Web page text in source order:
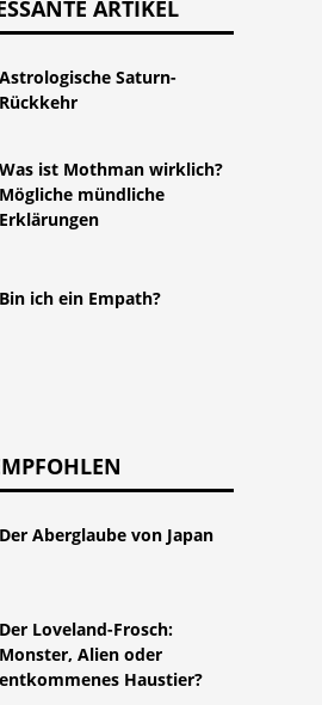
ARTIKEL
Astrologische Saturn-
Rückkehr
Was ist Mothman wirklich?
Mögliche mündliche
Erklärungen
Bin ich ein Empath?
Der Aberglaube von Japan
Der Loveland-Frosch:
Monster, Alien oder
entkommenes Haustier?